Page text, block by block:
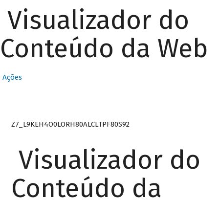
Visualizador do
Conteúdo da Web
Ações
Z7_L9KEH4O0LORH80ALCLTPF80S92
Visualizador do
Conteúdo da